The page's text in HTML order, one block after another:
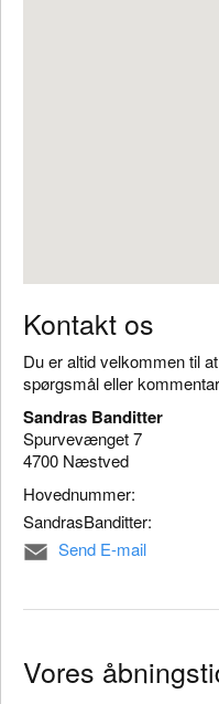
Kontakt os
Du er altid velkommen til
spørgsmål eller
Sandras Banditter
Spurvevænget 7
4700 Næstved
Hovednummer:
SandrasBanditter:
Send E-mail
Vores